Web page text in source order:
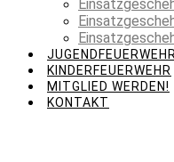
JUGENDFEUERWEHR
KINDERFEUERWEHR
MITGLIED WERDEN!
KONTAKT